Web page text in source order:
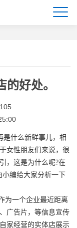
好处。
是什么新鲜事儿，相
女性朋友们来说，很
，这是为什么呢?在
小编给大家分析一下
为一个企业最近距离
广告片，等信息宣传
家经营的实体店展示